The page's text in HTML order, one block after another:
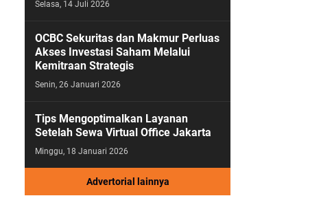
Selasa, 14 Juli 2026
OCBC Sekuritas dan Makmur Perluas
Akses Investasi Saham Melalui
Kemitraan Strategis
Senin, 26 Januari 2026
Tips Mengoptimalkan Layanan
Setelah Sewa Virtual Office Jakarta
Minggu, 18 Januari 2026
Advertorial lainnya